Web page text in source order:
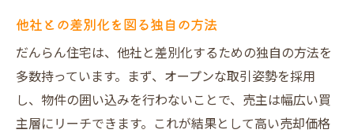
他社との差別化を図る独自の方法
だんらん住宅は、他社と差別化するための独自の方法を
多数持っています。まず、オープンな取引姿勢を採用
し、物件の囲い込みを行わないことで、売主は幅広い買
主層にリーチできます。これが結果として高い売却価格